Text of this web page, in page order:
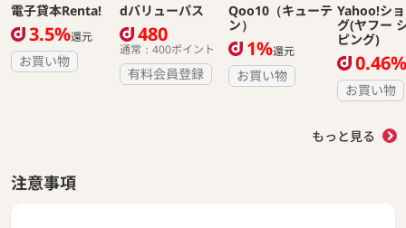
電子貸本Renta!
3.5%還元
お買い物
dバリューパス
480
通常：400ポイント
有料会員登録
Qoo10（キューテ
ン）
1%還元
お買い物
Yahoo!シ
グ(ヤフー
ピング)
0.46%
お買い物
もっと見る
注意事項